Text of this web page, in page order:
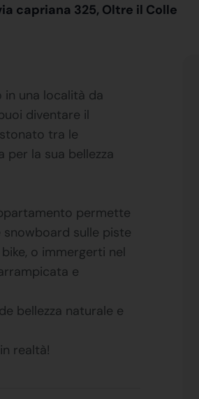
capriana 325, Oltre il Colle
una località da
diventare il
tra le
per la sua bellezza
permette
sulle piste
o immergerti nel
e
bellezza naturale e
realtà!